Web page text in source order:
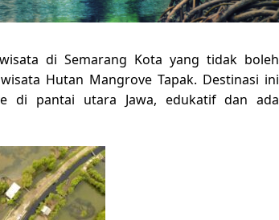
di Semarang Kota yang tidak boleh
Hutan Mangrove Tapak. Destinasi ini
di pantai utara Jawa, edukatif dan ada